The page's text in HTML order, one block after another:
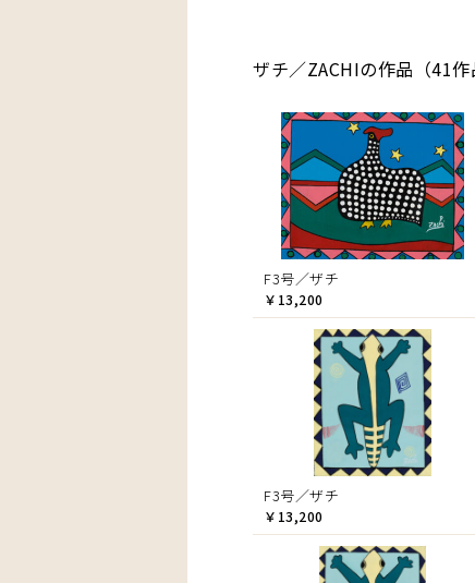
ザチ／ZACHIの作品（41作
F3号／ザチ
￥13,200
F3号／ザチ
￥13,200